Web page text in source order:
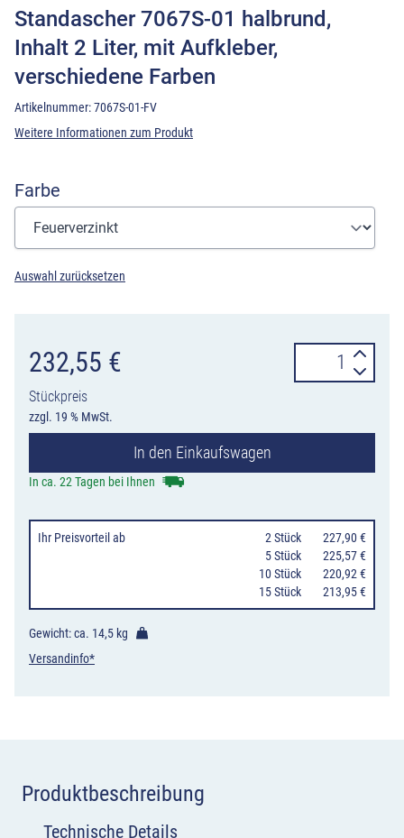
Standascher 7067S-01 halbrund,
Inhalt 2 Liter, mit Aufkleber,
verschiedene Farben
Artikelnummer:7067S-01-FV
Weitere Informationen zum Produkt
Farbe
Auswahl zurücksetzen
232,55 €
Stückpreis
zzgl. 19 % MwSt.
Standascher
7067S-
halbrund,
mit
Aufkleber,
verschiedene
Farben
In den Einkaufswagen
In ca. 22 Tagen bei Ihnen
Ihr Preisvorteil ab 2 Stück
227,90 €
5 Stück
225,57 €
10 Stück
220,92 €
15 Stück
213,95 €
Gewicht: ca. 14,5 kg
Versandinfo*
Produktbeschreibung
Technische Details